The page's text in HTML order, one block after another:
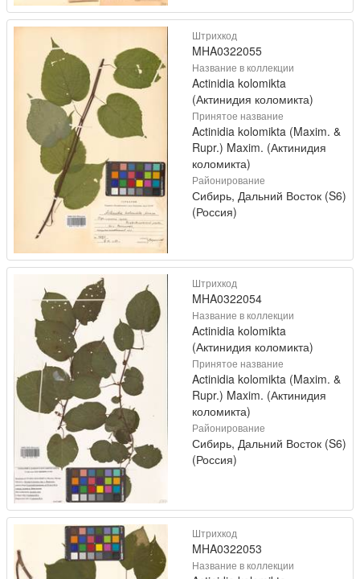
Штрихкод
MHA0322055
Название в коллекции
Actinidia kolomikta
(Актинидия коломикта)
Принятое название
Actinidia kolomikta (Maxim. &
Rupr.) Maxim. (Актинидия
коломикта)
Районирование
Сибирь, Дальний Восток (S6)
(Россия)
Штрихкод
MHA0322054
Название в коллекции
Actinidia kolomikta
(Актинидия коломикта)
Принятое название
Actinidia kolomikta (Maxim. &
Rupr.) Maxim. (Актинидия
коломикта)
Районирование
Сибирь, Дальний Восток (S6)
(Россия)
Штрихкод
MHA0322053
Название в коллекции